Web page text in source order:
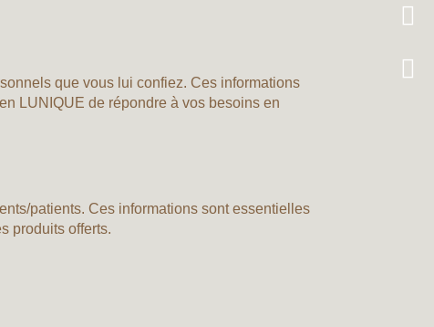
que vous lui confiez. Ces informations
LUNIQUE de répondre à vos besoins en
patients. Ces informations sont essentielles
produits offerts.